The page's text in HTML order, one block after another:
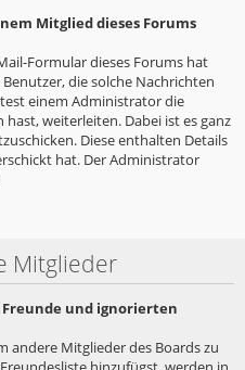
Mitglied dieses Forums
Formular dieses Forums hat
die solche Nachrichten
einem Administrator die
weiterleiten. Dabei ist es ganz
Diese enthalten Details
hat. Der Administrator
Mitglieder
und ignorierten
andere Mitglieder des Boards zu